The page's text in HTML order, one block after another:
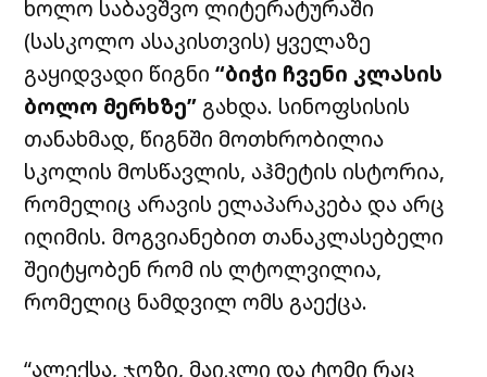
ხოლო საბავშვო ლიტერატურაში
(სასკოლო ასაკისთვის) ყველაზე
გაყიდვადი წიგნი“ბიჭი ჩვენი კლასის
ბოლო მერხზე” გახდა. სინოფსისის
თანახმად, წიგნში მოთხრობილია
სკოლის მოსწავლის, აჰმეტის ისტორია,
რომელიც არავის ელაპარაკება და არც
იღიმის. მოგვიანებით თანაკლასებელი
შეიტყობენ რომ ის ლტოლვილია,
რომელიც ნამდვილ ომს გაექცა.
“ალექსა, ჯოზი, მაიკლი და ტომი რაც